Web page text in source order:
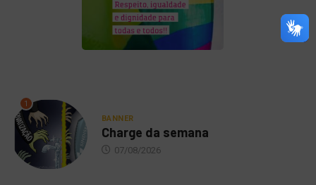
1
BANNER
Charge da semana
07/08/2026